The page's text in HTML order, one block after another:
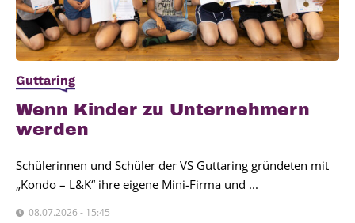
Guttaring
Wenn Kin­der zu Unter­neh­mern
wer­den
Schülerinnen und Schüler der VS Guttaring gründeten mit
„Kondo – L&K“ ihre eigene Mini-Firma und ...
08.07.2026 - 15:45